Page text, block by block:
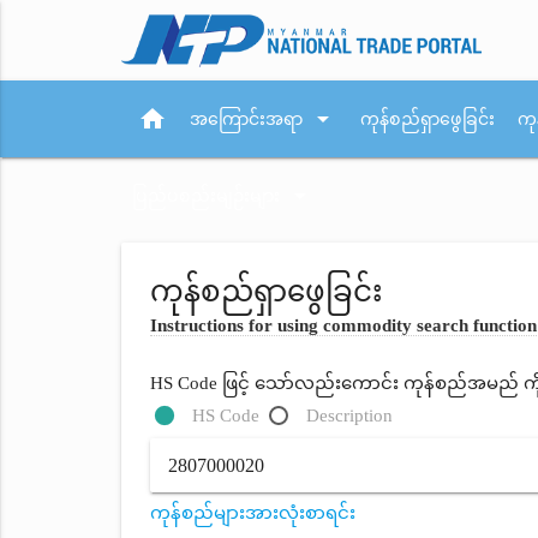
home အကြောင်းအရာ arrow_drop_down ကုန်စည်ရှာဖွေခြင်း ကု
ကုန်စည်ရှာဖွေခြင်း
Instructions for using commodity search function
HS Code ဖြင့် သော်လည်းကောင်း ကုန်စည်အမည်
HS Code
Description
ကုန်စည်များအားလုံးစာရင်း